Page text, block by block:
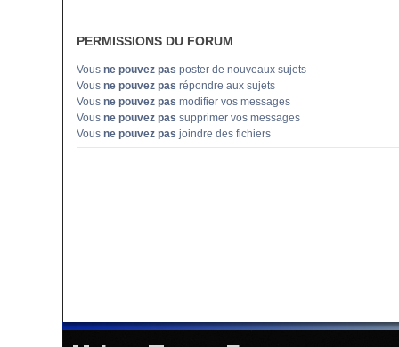
PERMISSIONS DU FORUM
Vous ne pouvez pas poster de nouveaux sujets
Vous ne pouvez pas répondre aux sujets
Vous ne pouvez pas modifier vos messages
Vous ne pouvez pas supprimer vos messages
Vous ne pouvez pas joindre des fichiers